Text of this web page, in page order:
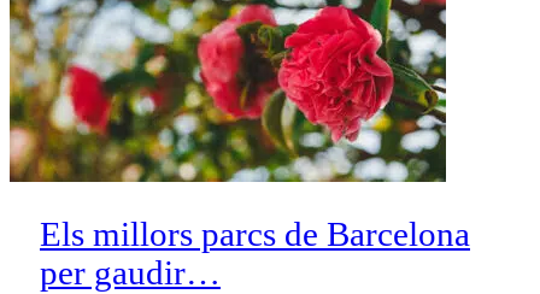
Els millors parcs de Barcelona
per gaudir…